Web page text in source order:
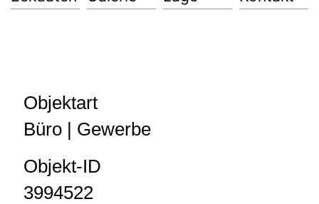
Objektart
Büro | Gewerbe
Objekt-ID
3994522